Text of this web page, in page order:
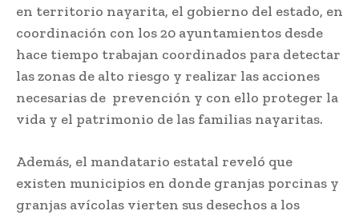
en territorio nayarita, el gobierno del estado, en
coordinación con los 20 ayuntamientos desde
hace tiempo trabajan coordinados para detectar
las zonas de alto riesgo y realizar las acciones
necesarias de prevención y con ello proteger la
vida y el patrimonio de las familias nayaritas.
Además, el mandatario estatal reveló que
existen municipios en donde granjas porcinas y
granjas avícolas vierten sus desechos a los